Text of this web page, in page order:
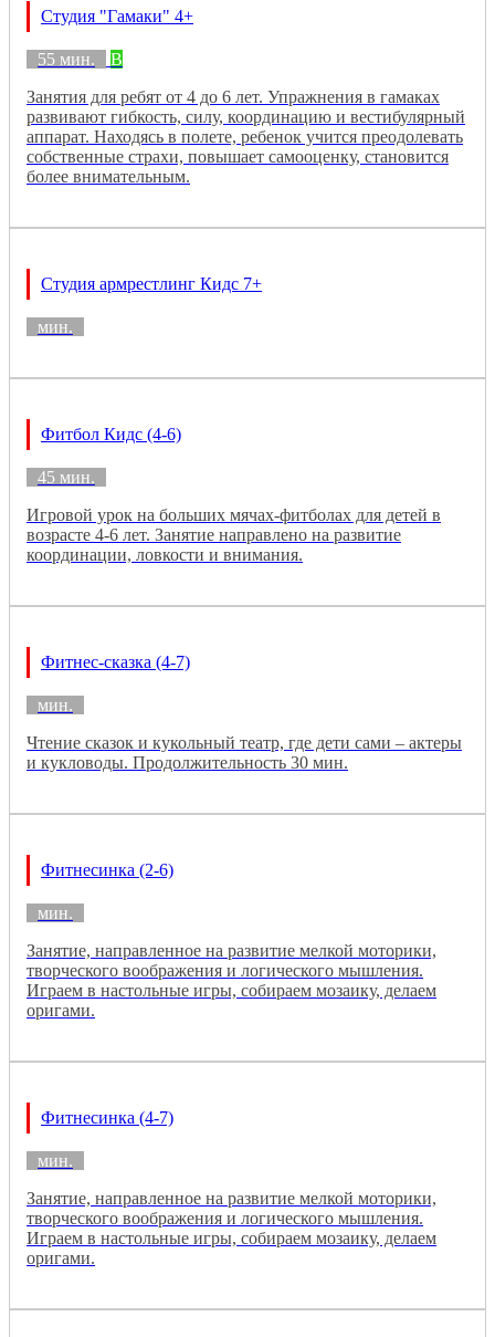
Студия "Гамаки" 4+
55 мин.
B
Занятия для ребят от 4 до 6 лет. Упражнения в гамаках
развивают гибкость, силу, координацию и вестибулярный
аппарат. Находясь в полете, ребенок учится преодолевать
собственные страхи, повышает самооценку, становится
более внимательным.
Студия армрестлинг Кидс 7+
мин.
Фитбол Кидс (4-6)
45 мин.
Игровой урок на больших мячах-фитболах для детей в
возрасте 4-6 лет. Занятие направлено на развитие
координации, ловкости и внимания.
Фитнес-сказка (4-7)
мин.
Чтение сказок и кукольный театр, где дети сами – актеры
и кукловоды. Продолжительность 30 мин.
Фитнесинка (2-6)
мин.
Занятие, направленное на развитие мелкой моторики,
творческого воображения и логического мышления.
Играем в настольные игры, собираем мозаику, делаем
оригами.
Фитнесинка (4-7)
мин.
Занятие, направленное на развитие мелкой моторики,
творческого воображения и логического мышления.
Играем в настольные игры, собираем мозаику, делаем
оригами.